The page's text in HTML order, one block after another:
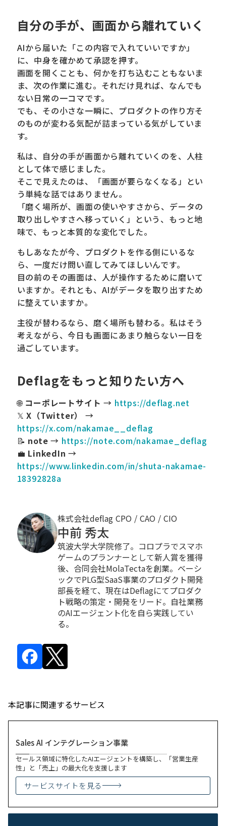
自分の手が、画面から離れていく
AIから届いた「この内容で入れていいですか」
に、中身を確かめて承認を押す。
画面を開くことも、何かを打ち込むこともないま
ま、次の作業に進む。それだけ見れば、なんでも
ない日常の一コマです。
でも、その小さな一瞬に、プロダクトの作り方そ
のものが変わる気配が詰まっている気がしていま
す。
私は、自分の手が画面から離れていくのを、人柱
として体で感じました。
そこで見えたのは、「画面が要らなくなる」とい
う単純な話ではありません。
「磨く場所が、画面の使いやすさから、データの
取り出しやすさへ移っていく」という、もっと地
味で、もっと本質的な変化でした。
もしあなたが今、プロダクトを作る側にいるな
ら、一度だけ問い直してみてほしいんです。
目の前のその画面は、人が操作するために磨いて
いますか。それとも、AIがデータを取り出すため
に整えていますか。
主役が替わるなら、磨く場所も替わる。私はそう
考えながら、今日も画面にあまり触らない一日を
過ごしています。
Deflagをもっと知りたい方へ
🌐 コーポレートサイト → https://deflag.net
𝕏X（Twitter）
→
https://x.com/nakamae__deflag
📝 note → https://note.com/nakamae_deflag
💼 LinkedIn →
https://www.linkedin.com/in/shuta-nakamae-
18392828a
株式会社deflag CPO / CAO / CIO
中前 秀太
筑波大学大学院修了。コロプラでスマホ
ゲームのプランナーとして新人賞を獲得
後、合同会社MolaTectaを創業。ベーシ
ックでPLG型SaaS事業のプロダクト開発
部長を経て、現在はDeflagにてプロダク
ト戦略の策定・開発をリード。自社業務
のAIエージェント化を自ら実践してい
る。
本記事に関連するサービス
Sales AI インテグレーション事業
セールス領域に特化したAIエージェントを構築し、「営業生産
性」と「売上」の最大化を支援します
サービスサイトを見る